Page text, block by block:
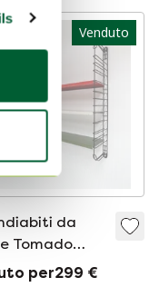
Venduto
da
Tomado
composto
pezzi di A.
per299 €